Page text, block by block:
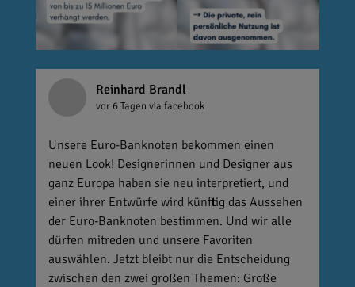
Reinhard Brandl
vor 6 Tagen via facebook
Unsere Euro-Banknoten bekommen einen
neuen Look! Designerinnen und Designer aus
ganz Europa haben sie neu interpretiert, und
einer ihrer Entwürfe wird künftig das Aussehen
der Euro-Banknoten bestimmen. Und wir alle
dürfen mitreden und unsere Favoriten
auswählen. Jetzt bleibt nur die Entscheidung
zwischen den zwei großen Themen: Große